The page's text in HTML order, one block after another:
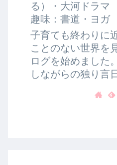
る）・大河ドラマ
趣味：書道・ヨガ
子育ても終わりに
ことのない世界を
ログを始めました
しながらの独り言